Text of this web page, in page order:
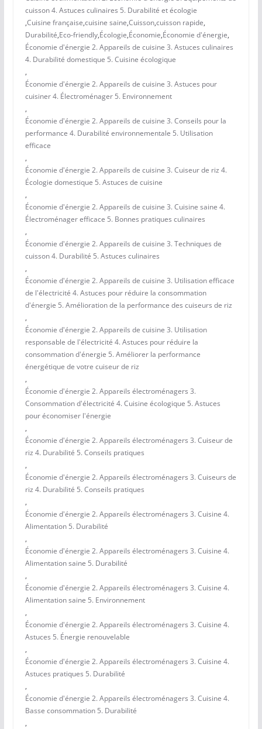
cuisson 4. Astuces culinaires 5. Durabilité et écologie
,Cuisine française,cuisine saine,Cuisson,cuisson rapide,
Durabilité,Eco-friendly,Écologie,Économie,Économie d'énergie,
Économie d'énergie 2. Appareils de cuisine 3. Astuces culinaires
4. Durabilité domestique 5. Cuisine écologique
,
Économie d'énergie 2. Appareils de cuisine 3. Astuces pour
cuisiner 4. Électroménager 5. Environnement
,
Économie d'énergie 2. Appareils de cuisine 3. Conseils pour la
performance 4. Durabilité environnementale 5. Utilisation
efficace
,
Économie d'énergie 2. Appareils de cuisine 3. Cuiseur de riz 4.
Écologie domestique 5. Astuces de cuisine
,
Économie d'énergie 2. Appareils de cuisine 3. Cuisine saine 4.
Électroménager efficace 5. Bonnes pratiques culinaires
,
Économie d'énergie 2. Appareils de cuisine 3. Techniques de
cuisson 4. Durabilité 5. Astuces culinaires
,
Économie d'énergie 2. Appareils de cuisine 3. Utilisation efficace
de l'électricité 4. Astuces pour réduire la consommation
d'énergie 5. Amélioration de la performance des cuiseurs de riz
,
Économie d'énergie 2. Appareils de cuisine 3. Utilisation
responsable de l'électricité 4. Astuces pour réduire la
consommation d'énergie 5. Améliorer la performance
énergétique de votre cuiseur de riz
,
Économie d'énergie 2. Appareils électroménagers 3.
Consommation d'électricité 4. Cuisine écologique 5. Astuces
pour économiser l'énergie
,
Économie d'énergie 2. Appareils électroménagers 3. Cuiseur de
riz 4. Durabilité 5. Conseils pratiques
,
Économie d'énergie 2. Appareils électroménagers 3. Cuiseurs de
riz 4. Durabilité 5. Conseils pratiques
,
Économie d'énergie 2. Appareils électroménagers 3. Cuisine 4.
Alimentation 5. Durabilité
,
Économie d'énergie 2. Appareils électroménagers 3. Cuisine 4.
Alimentation saine 5. Durabilité
,
Économie d'énergie 2. Appareils électroménagers 3. Cuisine 4.
Alimentation saine 5. Environnement
,
Économie d'énergie 2. Appareils électroménagers 3. Cuisine 4.
Astuces 5. Énergie renouvelable
,
Économie d'énergie 2. Appareils électroménagers 3. Cuisine 4.
Astuces pratiques 5. Durabilité
,
Économie d'énergie 2. Appareils électroménagers 3. Cuisine 4.
Basse consommation 5. Durabilité
,